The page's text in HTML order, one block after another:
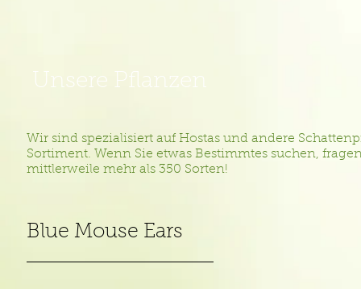
Unsere Pflanzen
Wir sind spezialisiert auf Hostas und andere
Sortiment. Wenn Sie etwas Bestimmtes suchen,
mittlerweile mehr als 350 Sorten!
Blue Mouse Ears